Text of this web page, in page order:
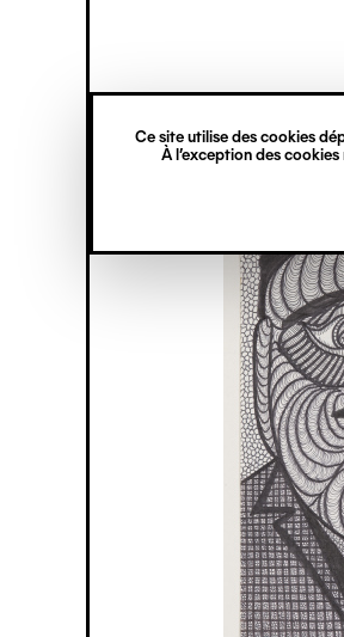
Ce site utilise des cookies
À l’exception des
principal
verticale